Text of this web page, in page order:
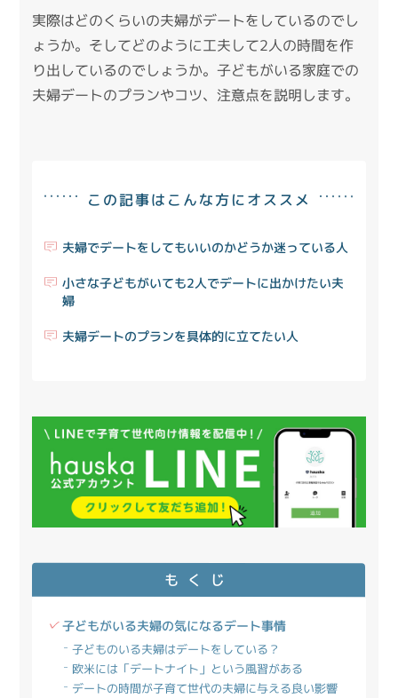
実際はどのくらいの夫婦がデートをしているのでし
ょうか。そしてどのように工夫して2人の時間を作
り出しているのでしょうか。子どもがいる家庭での
夫婦デートのプランやコツ、注意点を説明します。
この記事はこんな方にオススメ
夫婦でデートをしてもいいのかどうか迷っている人
小さな子どもがいても2人でデートに出かけたい夫
婦
夫婦デートのプランを具体的に立てたい人
もくじ
子どもがいる夫婦の気になるデート事情
子どものいる夫婦はデートをしている？
欧米には「デートナイト」という風習がある
デートの時間が子育て世代の夫婦に与える良い影響